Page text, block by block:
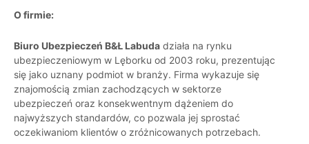
O firmie:
Biuro Ubezpieczeń B&Ł Labuda działa na rynku
ubezpieczeniowym w Lęborku od 2003 roku, prezentując
się jako uznany podmiot w branży. Firma wykazuje się
znajomością zmian zachodzących w sektorze
ubezpieczeń oraz konsekwentnym dążeniem do
najwyższych standardów, co pozwala jej sprostać
oczekiwaniom klientów o zróżnicowanych potrzebach.